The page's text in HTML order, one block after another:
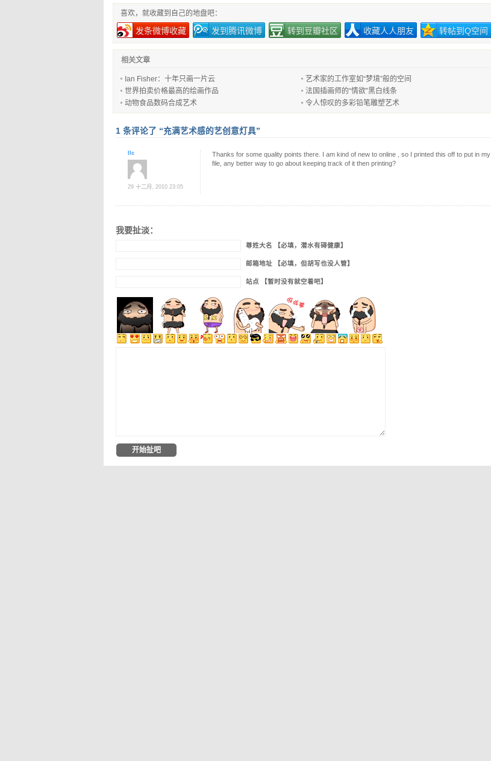
喜欢，就收藏到自己的地盘吧：
发条微博收藏 发到腾讯微博 转到豆瓣社区 收藏人人朋友 转帖到Q空间
相关文章
Ian Fisher：十年只画一片云
艺术家的工作室如“梦境”般的空间
世界拍卖价格最高的绘画作品
法国插画师的“情欲”黑白线条
动物食品数码合成艺术
令人惊叹的多彩铅笔雕塑艺术
1 条评论了 “充满艺术感的艺创意灯具”
llc
29 十二月, 2010 23:05
Thanks for some quality points there. I am kind of new to online , so I printed this off to put in my
file, any better way to go about keeping track of it then printing?
我要扯淡：
尊姓大名 【必填，潜水有碍健康】
邮箱地址 【必填，但胡写也没人管】
站点 【暂时没有就空着吧】